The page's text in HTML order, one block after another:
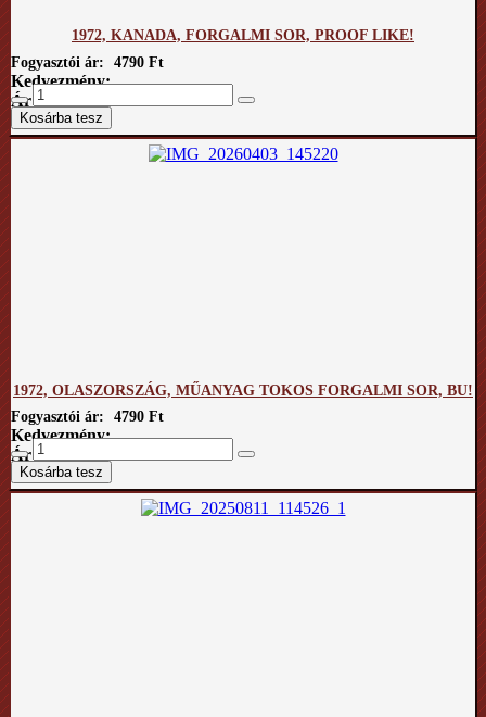
1972, KANADA, FORGALMI SOR, PROOF LIKE!
Fogyasztói ár:
4790 Ft
Kedvezmény:
Ár / kg:
1972, OLASZORSZÁG, MŰANYAG TOKOS FORGALMI SOR, BU!
Fogyasztói ár:
4790 Ft
Kedvezmény:
Ár / kg: